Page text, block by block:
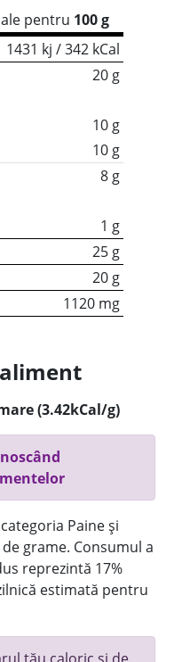
pentru 100 g
1431 kj / 342 kCal
20 g
10 g
10 g
8 g
1 g
25 g
20 g
1120 mg
(3.42kCal/g)
Paine și
grame. Consumul a
reprezintă 17%
estimată pentru